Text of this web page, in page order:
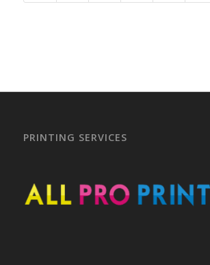
PRINTING SERVICES